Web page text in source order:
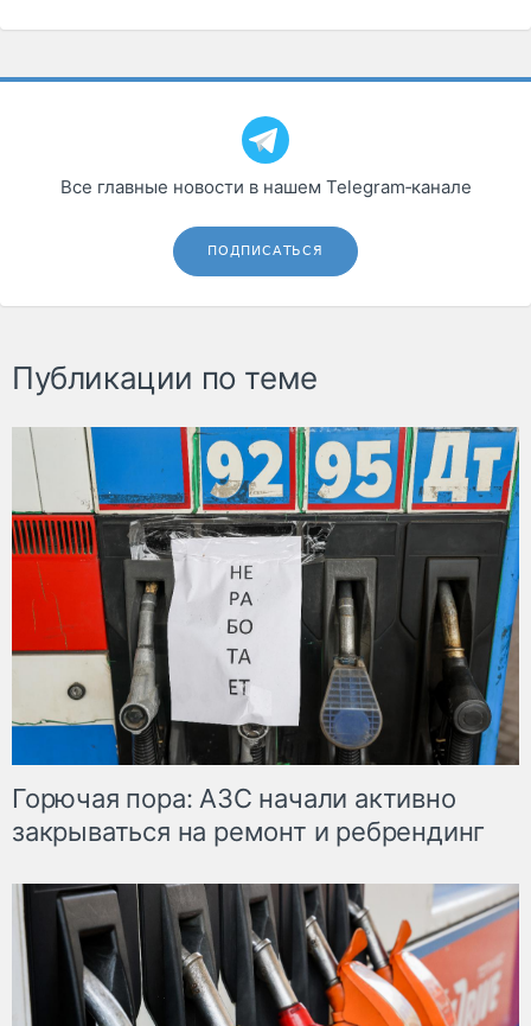
Все главные новости в нашем Telegram‑канале
ПОДПИСАТЬСЯ
Публикации по теме
Горючая пора: АЗС начали активно
закрываться на ремонт и ребрендинг